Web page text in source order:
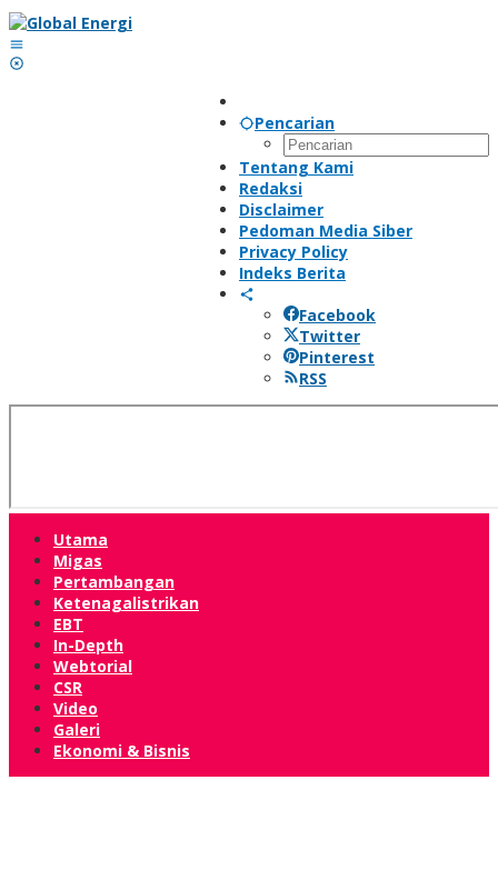
Lewati
ke
konten
Pencarian
Tentang Kami
Redaksi
Disclaimer
Pedoman Media Siber
Privacy Policy
Indeks Berita
Facebook
Twitter
Pinterest
RSS
Utama
Migas
Pertambangan
Ketenagalistrikan
EBT
In-Depth
Webtorial
CSR
Video
Galeri
Ekonomi & Bisnis